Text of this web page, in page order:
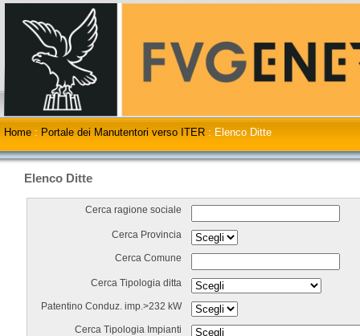
Home : Portale dei Manutentori verso ITER : Elenco Ditte
Elenco Ditte
Cerca ragione sociale
Cerca Provincia
Cerca Comune
Cerca Tipologia ditta
Patentino Conduz. imp.>232 kW
Cerca Tipologia Impianti